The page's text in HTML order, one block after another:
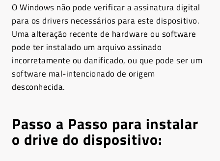
O Windows não pode verificar a assinatura digital
para os drivers necessários para este dispositivo.
Uma alteração recente de hardware ou software
pode ter instalado um arquivo assinado
incorretamente ou danificado, ou que pode ser um
software mal-intencionado de origem
desconhecida.
Passo a Passo para instalar
o drive do dispositivo: